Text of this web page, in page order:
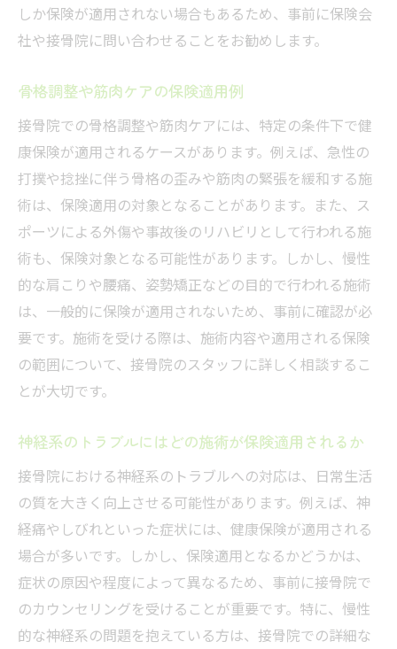
しか保険が適用されない場合もあるため、事前に保険会
社や接骨院に問い合わせることをお勧めします。
骨格調整や筋肉ケアの保険適用例
接骨院での骨格調整や筋肉ケアには、特定の条件下で健
康保険が適用されるケースがあります。例えば、急性の
打撲や捻挫に伴う骨格の歪みや筋肉の緊張を緩和する施
術は、保険適用の対象となることがあります。また、ス
ポーツによる外傷や事故後のリハビリとして行われる施
術も、保険対象となる可能性があります。しかし、慢性
的な肩こりや腰痛、姿勢矯正などの目的で行われる施術
は、一般的に保険が適用されないため、事前に確認が必
要です。施術を受ける際は、施術内容や適用される保険
の範囲について、接骨院のスタッフに詳しく相談するこ
とが大切です。
神経系のトラブルにはどの施術が保険適用されるか
接骨院における神経系のトラブルへの対応は、日常生活
の質を大きく向上させる可能性があります。例えば、神
経痛やしびれといった症状には、健康保険が適用される
場合が多いです。しかし、保険適用となるかどうかは、
症状の原因や程度によって異なるため、事前に接骨院で
のカウンセリングを受けることが重要です。特に、慢性
的な神経系の問題を抱えている方は、接骨院での詳細な